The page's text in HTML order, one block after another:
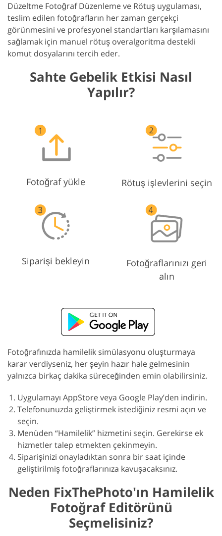
Düzeltme Fotoğraf Düzenleme ve Rötuş uygulaması,
teslim edilen fotoğrafların her zaman gerçekçi
görünmesini ve profesyonel standartları karşılamasını
sağlamak için manuel rötuş overalgoritma destekli
komut dosyalarını tercih eder.
Sahte Gebelik Etkisi Nasıl
Yapılır?
Fotoğraf yükle Rötuş işlevlerini seçin
Siparişi bekleyin
Fotoğraflarınızı geri
alın
Fotoğrafınızda hamilelik simülasyonu oluşturmaya
karar verdiyseniz, her şeyin hazır hale gelmesinin
yalnızca birkaç dakika süreceğinden emin olabilirsiniz.
Uygulamayı AppStore veya Google Play’den indirin.
Telefonunuzda geliştirmek istediğiniz resmi açın ve
seçin.
Menüden “Hamilelik” hizmetini seçin. Gerekirse ek
hizmetler talep etmekten çekinmeyin.
Siparişinizi onayladıktan sonra bir saat içinde
geliştirilmiş fotoğraflarınıza kavuşacaksınız.
Neden FixThePhoto'ın Hamilelik
Fotoğraf Editörünü
Seçmelisiniz?